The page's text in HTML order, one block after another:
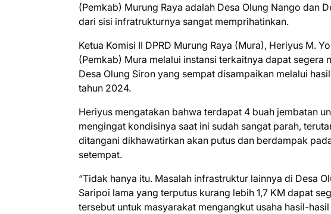
(Pemkab) Murung Raya adalah Desa Olung Nango dan
dari sisi infratrukturnya sangat memprihatinkan.
Ketua Komisi II DPRD Murung Raya (Mura), Heriyus M.
(Pemkab) Mura melalui instansi terkaitnya dapat segera
Desa Olung Siron yang sempat disampaikan melalui
tahun 2024.
Heriyus mengatakan bahwa terdapat 4 buah jembatan
mengingat kondisinya saat ini sudah sangat parah,
ditangani dikhawatirkan akan putus dan berdampak
setempat.
“Tidak hanya itu. Masalah infrastruktur lainnya di Desa
Saripoi lama yang terputus kurang lebih 1,7 KM dapat
tersebut untuk masyarakat mengangkut usaha hasil-